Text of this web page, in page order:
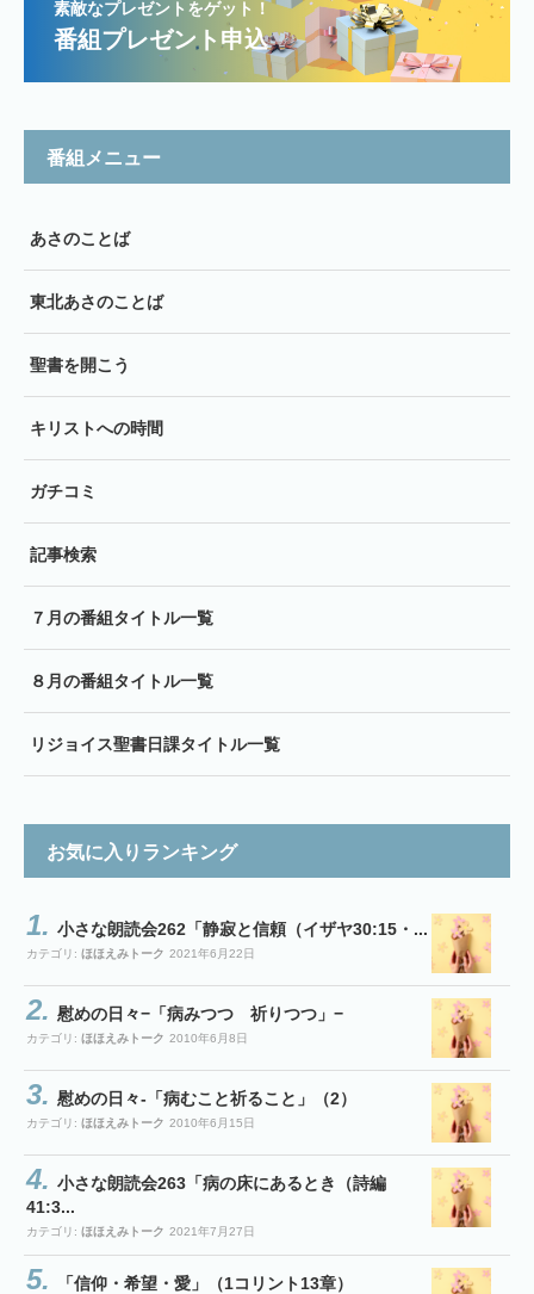
素敵なプレゼントをゲット！
番組プレゼント申込
番組メニュー
あさのことば
東北あさのことば
聖書を開こう
キリストへの時間
ガチコミ
記事検索
７月の番組タイトル一覧
８月の番組タイトル一覧
リジョイス聖書日課タイトル一覧
お気に入りランキング
小さな朗読会262「静寂と信頼（イザヤ30:15・...
カテゴリ: ほほえみトーク 2021年6月22日
慰めの日々−「病みつつ 祈りつつ」−
カテゴリ: ほほえみトーク 2010年6月8日
慰めの日々-「病むこと祈ること」（2）
カテゴリ: ほほえみトーク 2010年6月15日
小さな朗読会263「病の床にあるとき（詩編
41:3...
カテゴリ: ほほえみトーク 2021年7月27日
「信仰・希望・愛」（1コリント13章）